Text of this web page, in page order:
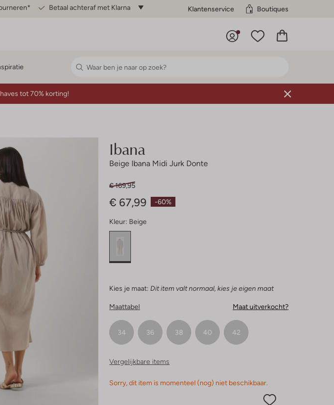
Betaal achteraf met Klarna Klantenservice Boutiques
tot 70% korting!
Ibana
Beige Ibana Midi Jurk Donte
-60%
€ 169,95
€ 67,99
Kleur: Beige
Kies je maat: Dit item valt normaal, kies je eigen maat
Maattabel Maat uitverkocht?
34 36 38 40 42
Vergelijkbare items
Sorry, dit item is momenteel (nog) niet beschikbaar.